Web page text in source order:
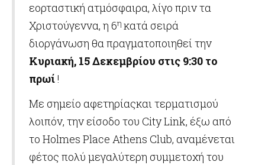
εορταστική ατμόσφαιρα, λίγο πριν τα
Χριστούγεννα, η 6η κατά σειρά
διοργάνωση θα πραγματοποιηθεί την
Κυριακή, 15 Δεκεμβρίου στις 9:30 το
πρωί!
Με σημείο αφετηρίαςκαι τερματισμού
λοιπόν, την είσοδο του City Link, έξω από
το Holmes Place Athens Club, αναμένεται
φέτος πολύ μεγαλύτερη συμμετοχή του